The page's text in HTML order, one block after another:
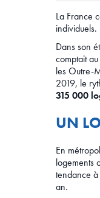
La France
Dans son
comptait
les Outre-
2019, le
315 000
UN
En
logements
tendance
an.